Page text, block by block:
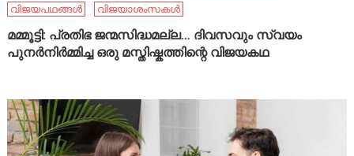
വിജയപഥങ്ങൾ
വിജയാശംസകൾ
മമ്മൂട്ടി: പ്രതിഭ ജന്മസിദ്ധമല്ല… ദിവസവും സ്വയം
പുനർനിർമ്മിച്ച ഒരു മസ്തിഷ്കത്തിന്റെ വിജയകഥ